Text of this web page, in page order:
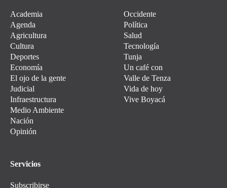
Academia
Agenda
Agricultura
Cultura
Deportes
Economía
El ojo de la gente
Judicial
Infraestructura
Medio Ambiente
Nación
Opinión
Occidente
Política
Salud
Tecnología
Tunja
Un café con
Valle de Tenza
Vida de hoy
Vive Boyacá
Servicios
Subscribirse